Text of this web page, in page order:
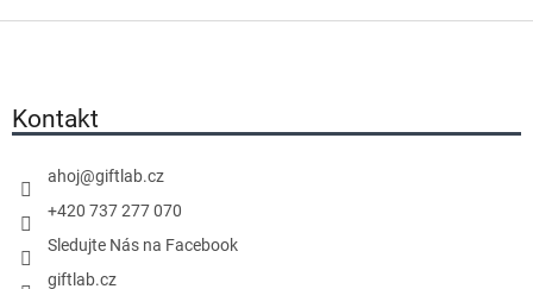
Kontakt
ahoj@giftlab.cz
+420 737 277 070
Sledujte Nás na Facebook
giftlab.cz